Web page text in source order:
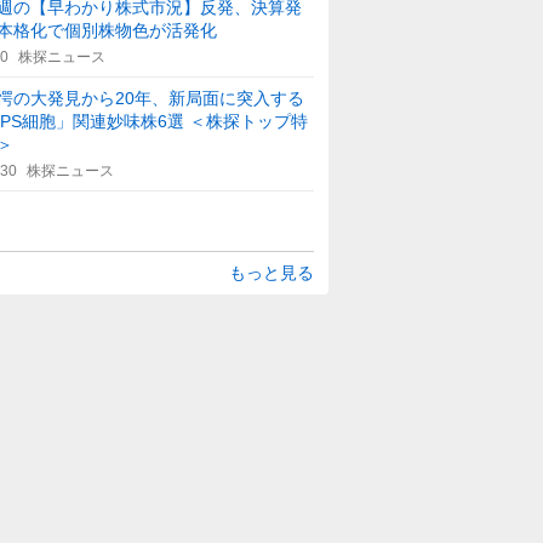
の【早わかり株式市況】反発、決算発
格化で個別株物色が活発化
株探ニュース
の大発見から20年、新局面に突入する
iPS細胞」関連妙味株6選 ＜株探トップ特
株探ニュース
もっと見る